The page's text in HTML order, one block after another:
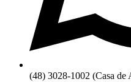
(48) 3028-1002 (Casa de